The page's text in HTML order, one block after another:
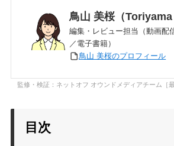
作品の充実度
サービスの使いや
鳥山 美桜（Toriyama
編集・レビュー担当（動画配
／電子書籍）
鳥山 美桜のプロフィール
監修・検証：ネットオフ オウンドメディアチーム［最
目次